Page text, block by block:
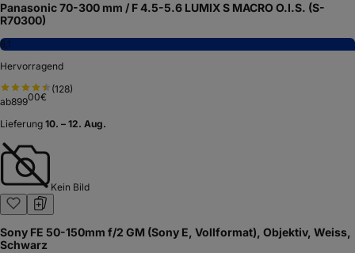
Panasonic 70-300 mm / F 4.5-5.6 LUMIX S MACRO O.I.S. (S-
R70300)
8,1
Hervorragend
(128)
ab89900€
Lieferung 10. – 12. Aug.
Kein Bild
Sony FE 50-150mm f/2 GM (Sony E, Vollformat), Objektiv, Weiss,
Schwarz